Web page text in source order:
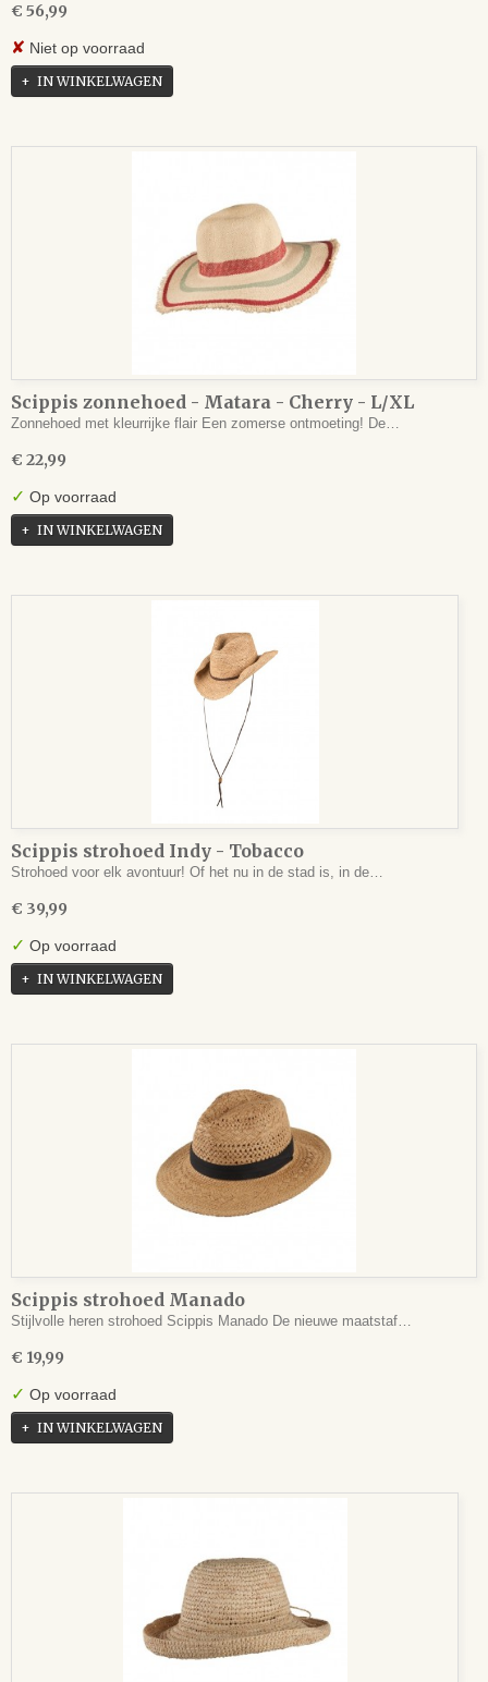
€ 56,99
✘ Niet op voorraad
IN WINKELWAGEN
Scippis zonnehoed - Matara - Cherry - L/XL
Zonnehoed met kleurrijke flair Een zomerse ontmoeting! De…
€ 22,99
✓ Op voorraad
IN WINKELWAGEN
Scippis strohoed Indy - Tobacco
Strohoed voor elk avontuur! Of het nu in de stad is, in de…
€ 39,99
✓ Op voorraad
IN WINKELWAGEN
Scippis strohoed Manado
Stijlvolle heren strohoed Scippis Manado De nieuwe maatstaf…
€ 19,99
✓ Op voorraad
IN WINKELWAGEN